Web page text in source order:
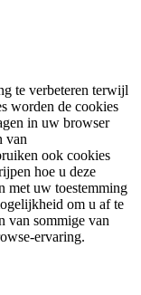
te verbeteren terwijl
worden de cookies
in uw browser
van
ook cookies
hoe u deze
met uw toestemming
om u af te
van sommige van
ervaring.